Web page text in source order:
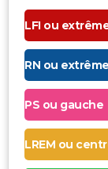
LFI ou
RN ou
PS ou gauche
LREM ou